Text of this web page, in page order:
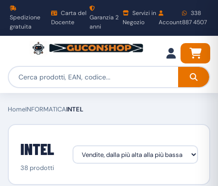
Spedizione
gratuita
Carta del
Docente
Garanzia 2
anni
Servizi in
Negozio
Account
338
887 4507
HomeINFORMATICAINTEL
INTEL
38 prodotti